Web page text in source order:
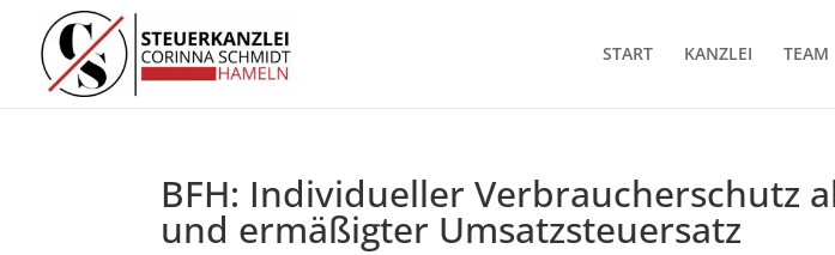
START KANZLEI TEAM
BFH: Individueller Verbraucherschutz
und ermäßigter Umsatzsteuersatz